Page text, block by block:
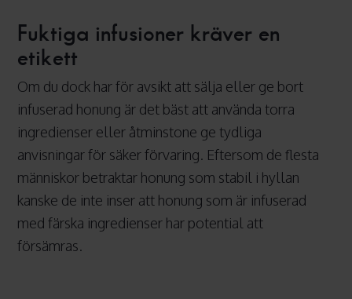
Fuktiga infusioner kräver en
etikett
Om du dock har för avsikt att sälja eller ge bort
infuserad honung är det bäst att använda torra
ingredienser eller åtminstone ge tydliga
anvisningar för säker förvaring. Eftersom de flesta
människor betraktar honung som stabil i hyllan
kanske de inte inser att honung som är infuserad
med färska ingredienser har potential att
försämras.